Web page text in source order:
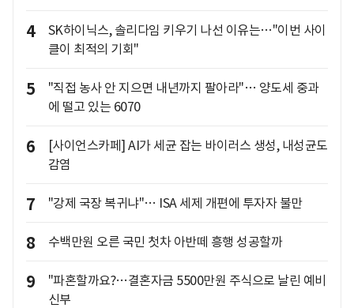
4
SK하이닉스, 솔리다임 키우기 나선 이유는…"이번 사이
클이 최적의 기회"
5
"직접 농사 안 지으면 내년까지 팔아라"… 양도세 중과
에 떨고 있는 6070
6
[사이언스카페] AI가 세균 잡는 바이러스 생성, 내성균도
감염
7 "강제 국장 복귀냐"… ISA 세제 개편에 투자자 불만
8 수백만원 오른 국민 첫차 아반떼 흥행 성공할까
9
"파혼할까요?…결혼자금 5500만원 주식으로 날린 예비
신부